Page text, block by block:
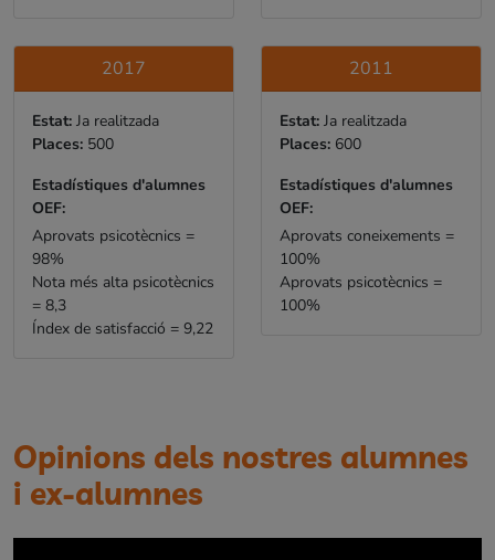
2017
Estat: Ja realitzada
Places: 500
Estadístiques d'alumnes
OEF:
Aprovats psicotècnics =
98%
Nota més alta psicotècnics
= 8,3
Índex de satisfacció = 9,22
2011
Estat: Ja realitzada
Places: 600
Estadístiques d'alumnes
OEF:
Aprovats coneixements =
100%
Aprovats psicotècnics =
100%
Opinions dels nostres alumnes
i ex-alumnes